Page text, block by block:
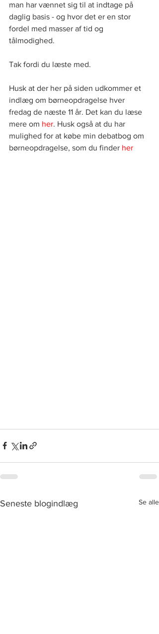
man har vænnet sig til at indtage på
daglig basis - og hvor det er en stor
fordel med masser af tid og
tålmodighed.
Tak fordi du læste med.
Husk at der her på siden udkommer et
indlæg om børneopdragelse hver
fredag de næste 11 år. Det kan du læse
mere om her. Husk også at du har
mulighed for at købe min debatbog om
børneopdragelse, som du finder her
Seneste blogindlæg Se alle